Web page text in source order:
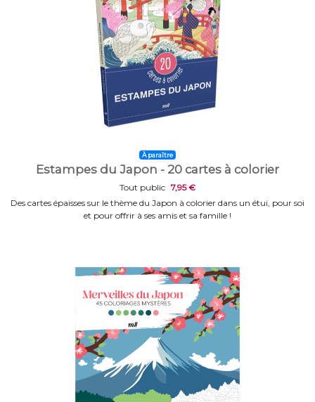
À paraître
Estampes du Japon - 20 cartes à colorier
Tout public 7,95 €
Des cartes épaisses sur le thème du Japon à colorier dans un étui, pour soi
et pour offrir à ses amis et sa famille !